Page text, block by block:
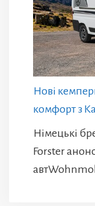
Нові
комфорт з
Німецькі
Forster